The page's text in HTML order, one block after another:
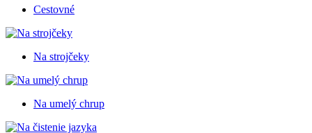
Cestovné
Na strojčeky
Na umelý chrup